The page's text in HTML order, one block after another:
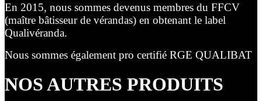
En 2015, nous sommes devenus membres du FFCV
(maître bâtisseur de vérandas) en obtenant le label
Qualivéranda.
Nous sommes également pro certifié RGE QUALIBAT
NOS AUTRES PRODUITS